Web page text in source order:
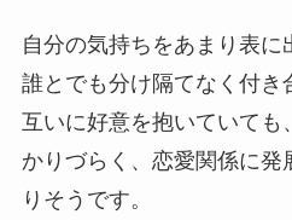
自分の気持ちをあまり表に
誰とでも分け隔てなく付き
互いに好意を抱いていても
かりづらく、恋愛関係に発
りそうです。